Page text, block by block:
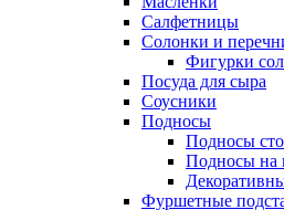
Салфетницы
Солонки и
Фигурки
Посуда для сыра
Соусники
Подносы
Подносы
Подносы на
Фуршетные